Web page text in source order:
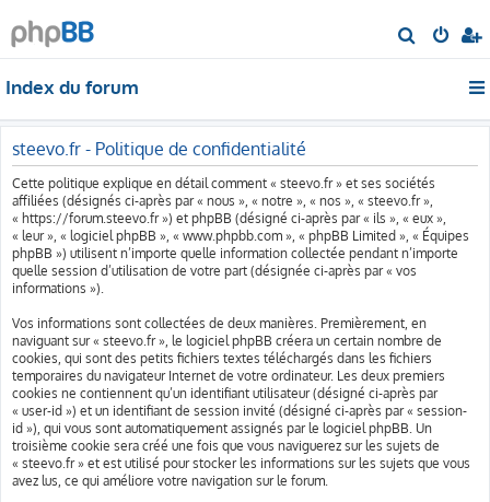
e
r
h
Index du forum
steevo.fr - Politique de confidentialité
Cette politique explique en détail comment « steevo.fr » et ses sociétés
affiliées (désignés ci-après par « nous », « notre », « nos », « steevo.fr »,
« https://forum.steevo.fr ») et phpBB (désigné ci-après par « ils », « eux »,
« leur », « logiciel phpBB », « www.phpbb.com », « phpBB Limited », « Équipes
phpBB ») utilisent n’importe quelle information collectée pendant n’importe
quelle session d’utilisation de votre part (désignée ci-après par « vos
informations »).
Vos informations sont collectées de deux manières. Premièrement, en
naviguant sur « steevo.fr », le logiciel phpBB créera un certain nombre de
cookies, qui sont des petits fichiers textes téléchargés dans les fichiers
temporaires du navigateur Internet de votre ordinateur. Les deux premiers
cookies ne contiennent qu’un identifiant utilisateur (désigné ci-après par
« user-id ») et un identifiant de session invité (désigné ci-après par « session-
id »), qui vous sont automatiquement assignés par le logiciel phpBB. Un
troisième cookie sera créé une fois que vous naviguerez sur les sujets de
« steevo.fr » et est utilisé pour stocker les informations sur les sujets que vous
avez lus, ce qui améliore votre navigation sur le forum.